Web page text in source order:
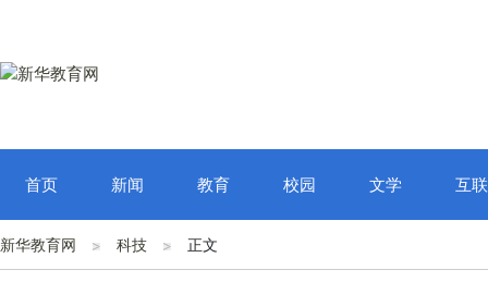
首页 新闻 教育 校园 文学 互
新华教育网 科技 正文